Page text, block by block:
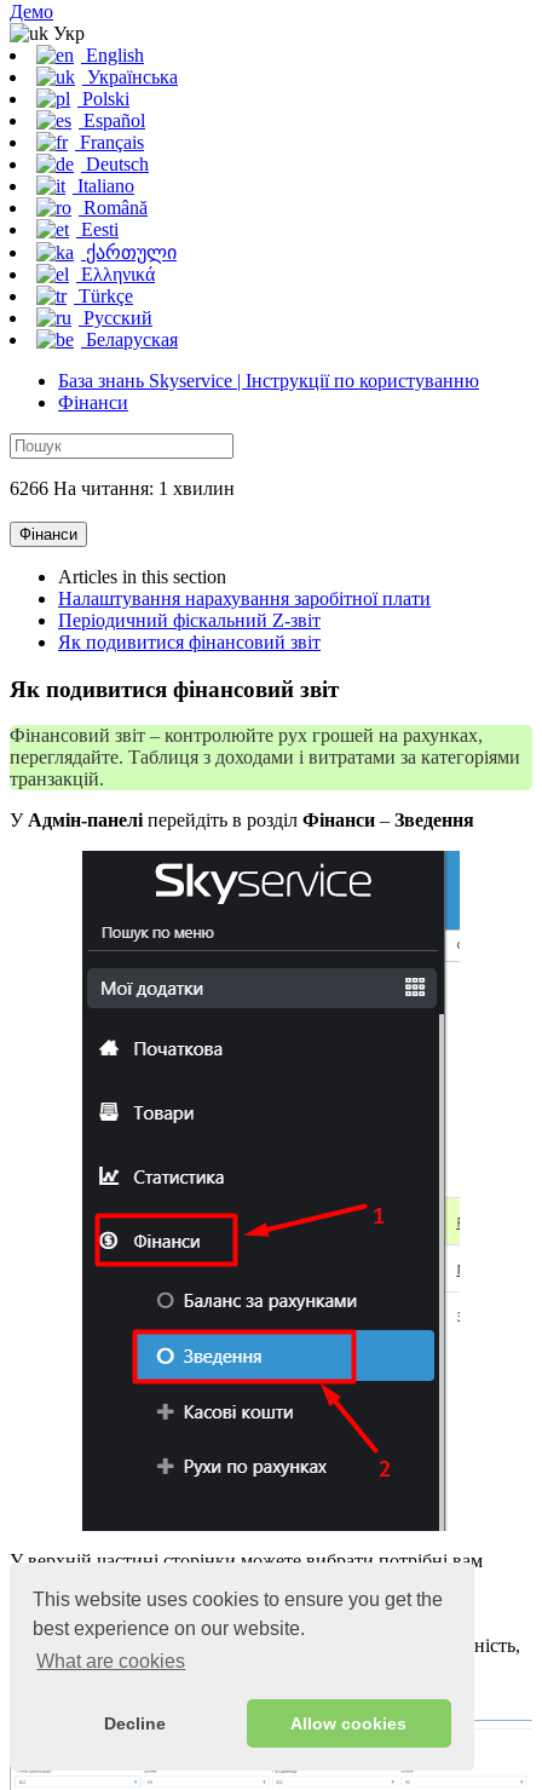
This website uses cookies to ensure you get the
best experience on our website.
What are cookies
Decline Allow cookies
Демо
Укр
English
Українська
Polski
Español
Français
Deutsch
Italiano
Română
Eesti
ქართული
Ελληνικά
Türkçe
Русский
Беларуская
База знань Skyservice | Інструкції по користуванню
Фінанси
6266 На читання: 1 хвилин
Фінанси
Articles in this section
Налаштування нарахування заробітної плати
Періодичний фіскальний Z-звіт
Як подивитися фінансовий звіт
Як подивитися фінансовий звіт
Фінансовий звіт – контролюйте рух грошей на рахунках,
переглядайте. Таблиця з доходами і витратами за категоріями
транзакцій.
УАдмін-панеліперейдіть в розділ Фінанси – Зведення
У верхній частині сторінки можете вибрати потрібні вам
Вибратиперіоддати
Вибрати
на якій потрібна звітність,
так само можна вибрати по